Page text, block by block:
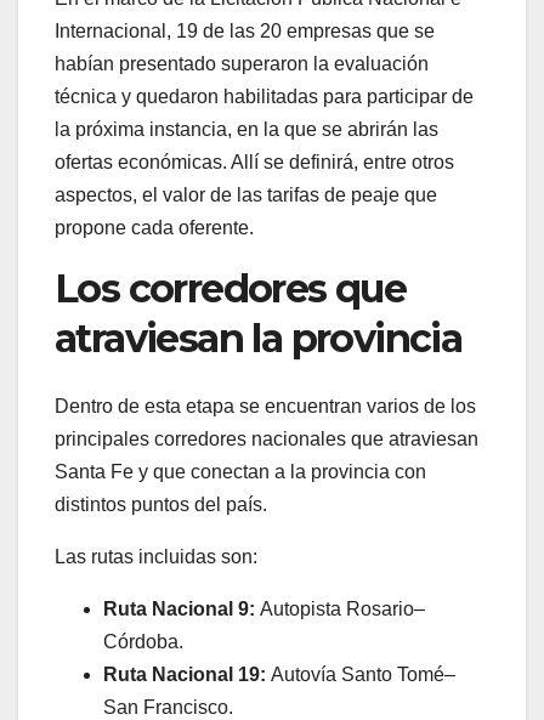
Internacional, 19 de las 20 empresas que se
habían presentado superaron la evaluación
técnica y quedaron habilitadas para participar de
la próxima instancia, en la que se abrirán las
ofertas económicas. Allí se definirá, entre otros
aspectos, el valor de las tarifas de peaje que
propone cada oferente.
Los corredores que
atraviesan la provincia
Dentro de esta etapa se encuentran varios de los
principales corredores nacionales que atraviesan
Santa Fe y que conectan a la provincia con
distintos puntos del país.
Las rutas incluidas son:
Ruta Nacional 9: Autopista Rosario–
Córdoba.
Ruta Nacional 19: Autovía Santo Tomé–
San Francisco.